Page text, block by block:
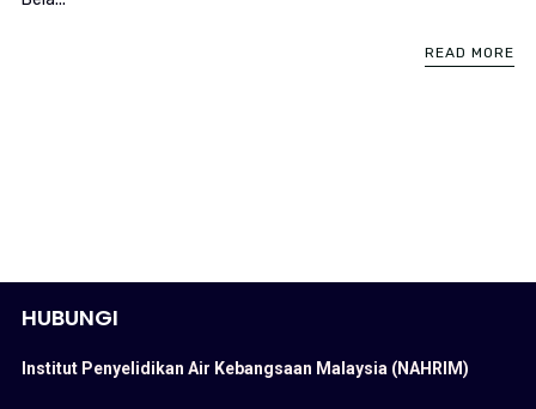
READ MORE
HUBUNGI
Institut Penyelidikan Air Kebangsaan Malaysia (NAHRIM)